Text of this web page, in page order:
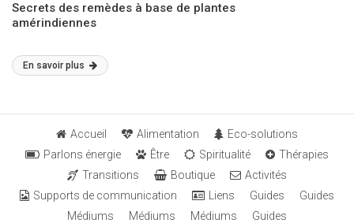
Secrets des remèdes à base de plantes
amérindiennes
En savoir plus
Accueil Alimentation
Eco-solutions
Parlons énergie
Être Spiritualité
Thérapies
Transitions
Boutique
Activités
Supports de communication
Liens Guides
Guides
Médiums
Médiums Médiums Guides